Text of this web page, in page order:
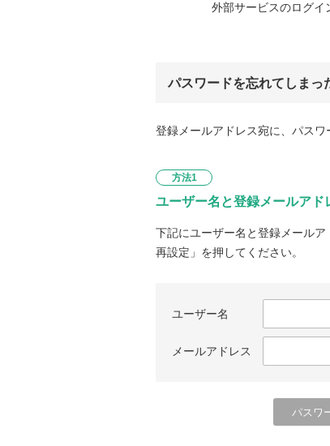
外部サービスのログイ
パスワードを忘れてしまっ
登録メールアドレス宛に、パス
方法1
ユーザー名と登録メールアド
下記にユーザー名と登録メール
再設定」を押してください。
ユーザー名
メールアドレス